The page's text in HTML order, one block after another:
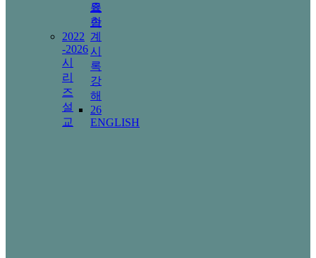
족
속
2022
-2026
시
리
즈
설
교
요
한
계
시
록
강
해
26
ENGLISH